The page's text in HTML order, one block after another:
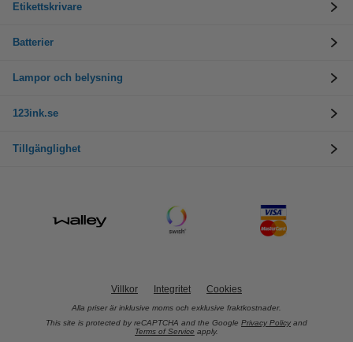
Etikettskrivare
Batterier
Lampor och belysning
123ink.se
Tillgänglighet
Villkor Integritet Cookies
Alla priser är inklusive moms och exklusive fraktkostnader.
This site is protected by reCAPTCHA and the Google Privacy Policy and
Terms of Service apply.